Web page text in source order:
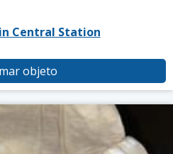
Central Station
objeto